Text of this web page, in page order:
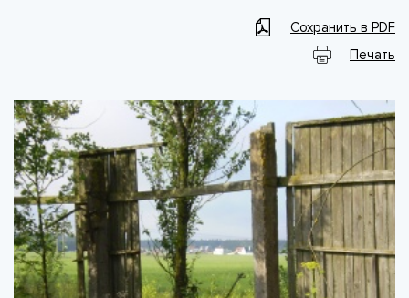
Сохранить в PDF
Печать